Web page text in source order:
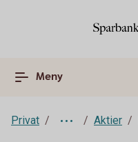
Meny
Privat Aktier